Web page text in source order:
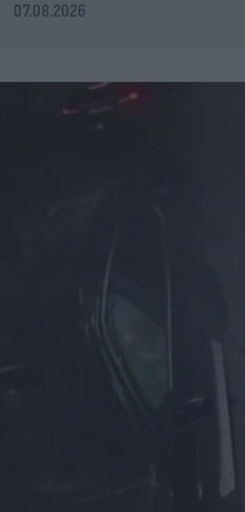
07.08.2026